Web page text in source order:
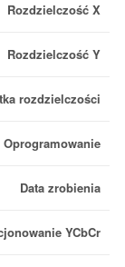
Rozdzielczość X
Rozdzielczość Y
rozdzielczości
Oprogramowanie
Data zrobienia
YCbCr